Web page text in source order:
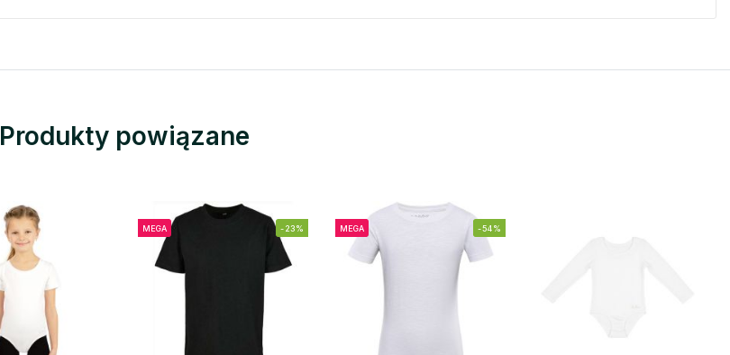
Produkty powiązane
MEGA -23% MEGA -54%